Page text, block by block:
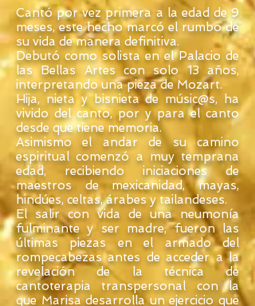
Cantó por vez primera a la edad de 9
meses, este hecho marcó el rumbo de
su vida de manera definitiva.
Debutó como solista en el Palacio de
las Bellas Artes con solo 13 años,
interpretando una pieza de Mozart.
Hija, nieta y bisnieta de músic@s, ha
vivido del canto, por y para el canto
desde que tiene memoria.
Asimismo el andar de su camino
espiritual comenzó a muy temprana
edad, recibiendo iniciaciones de
maestros de mexicanidad, mayas,
hindúes, celtas, árabes y tailandeses.
El salir con vida de una neumonía
fulminante y ser madre, fueron las
últimas piezas en el armado del
rompecabezas antes de acceder a la
revelación de la técnica de
cantoterapia transpersonal con la
que Marisa desarrolla un ejercicio que